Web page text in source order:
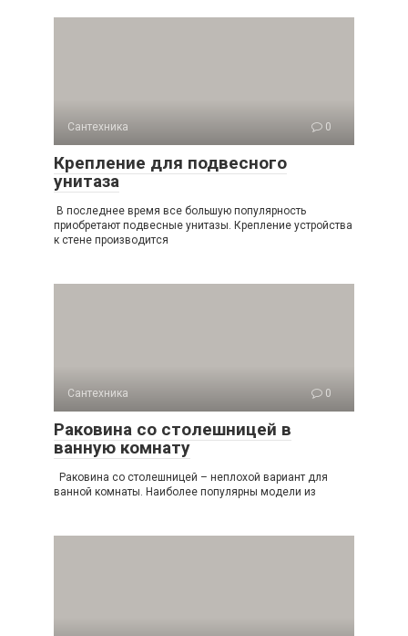
Сантехника 0
Крепление для подвесного
унитаза
В последнее время все большую популярность
приобретают подвесные унитазы. Крепление устройства
к стене производится
Сантехника 0
Раковина со столешницей в
ванную комнату
Раковина со столешницей – неплохой вариант для
ванной комнаты. Наиболее популярны модели из